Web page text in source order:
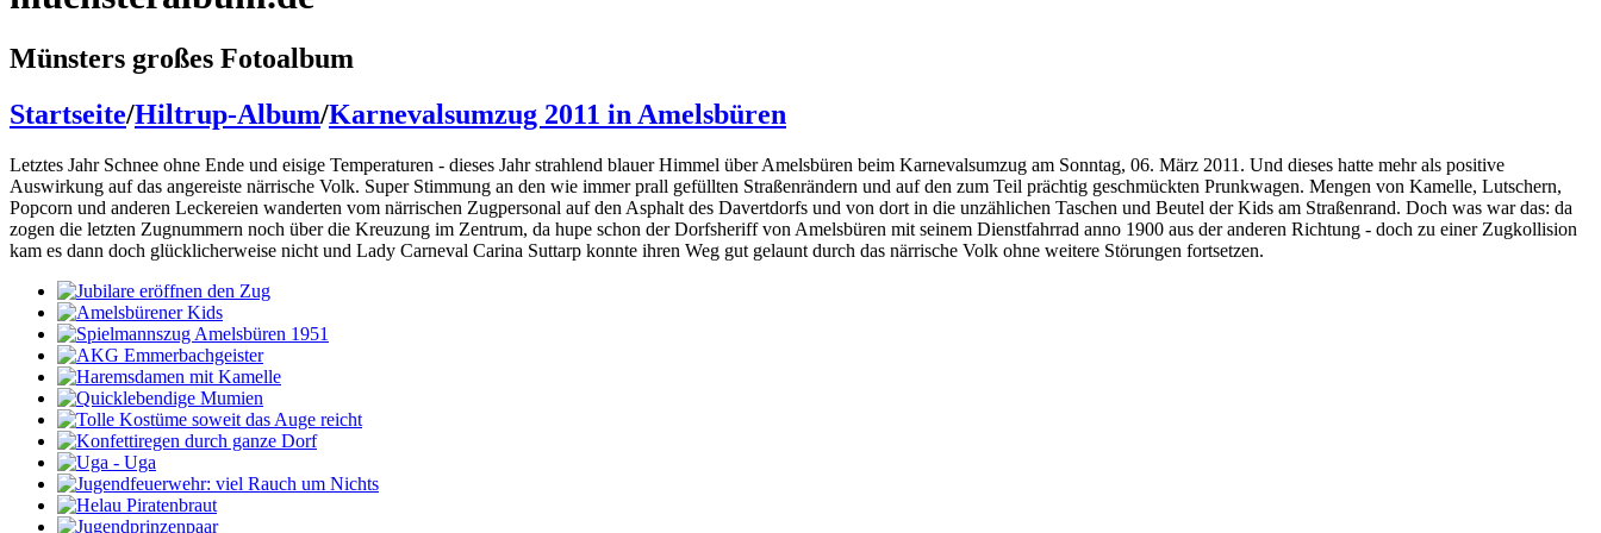
Münsters großes Fotoalbum
Startseite/Hiltrup-Album/Karnevalsumzug 2011 in Amelsbüren
Letztes Jahr Schnee ohne Ende und eisige Temperaturen - dieses Jahr strahlend blauer Himmel über Amelsbüren beim Karnevalsumzug am Sonntag, 06. März 2011. Und dieses hatte mehr als positive
Auswirkung auf das angereiste närrische Volk. Super Stimmung an den wie immer prall gefüllten Straßenrändern und auf den zum Teil prächtig geschmückten Prunkwagen. Mengen von Kamelle, Lutschern,
Popcorn und anderen Leckereien wanderten vom närrischen Zugpersonal auf den Asphalt des Davertdorfs und von dort in die unzählichen Taschen und Beutel der Kids am Straßenrand. Doch was war das: da
zogen die letzten Zugnummern noch über die Kreuzung im Zentrum, da hupe schon der Dorfsheriff von Amelsbüren mit seinem Dienstfahrrad anno 1900 aus der anderen Richtung - doch zu einer Zugkollision
kam es dann doch glücklicherweise nicht und Lady Carneval Carina Suttarp konnte ihren Weg gut gelaunt durch das närrische Volk ohne weitere Störungen fortsetzen.